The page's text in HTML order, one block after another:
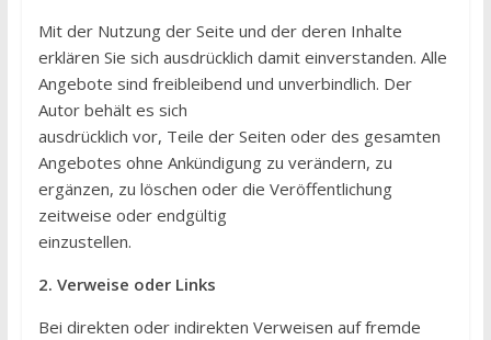
Mit der Nutzung der Seite und der deren Inhalte
erklären Sie sich ausdrücklich damit einverstanden. Alle
Angebote sind freibleibend und unverbindlich. Der
Autor behält es sich
ausdrücklich vor, Teile der Seiten oder des gesamten
Angebotes ohne Ankündigung zu verändern, zu
ergänzen, zu löschen oder die Veröffentlichung
zeitweise oder endgültig
einzustellen.
2. Verweise oder Links
Bei direkten oder indirekten Verweisen auf fremde